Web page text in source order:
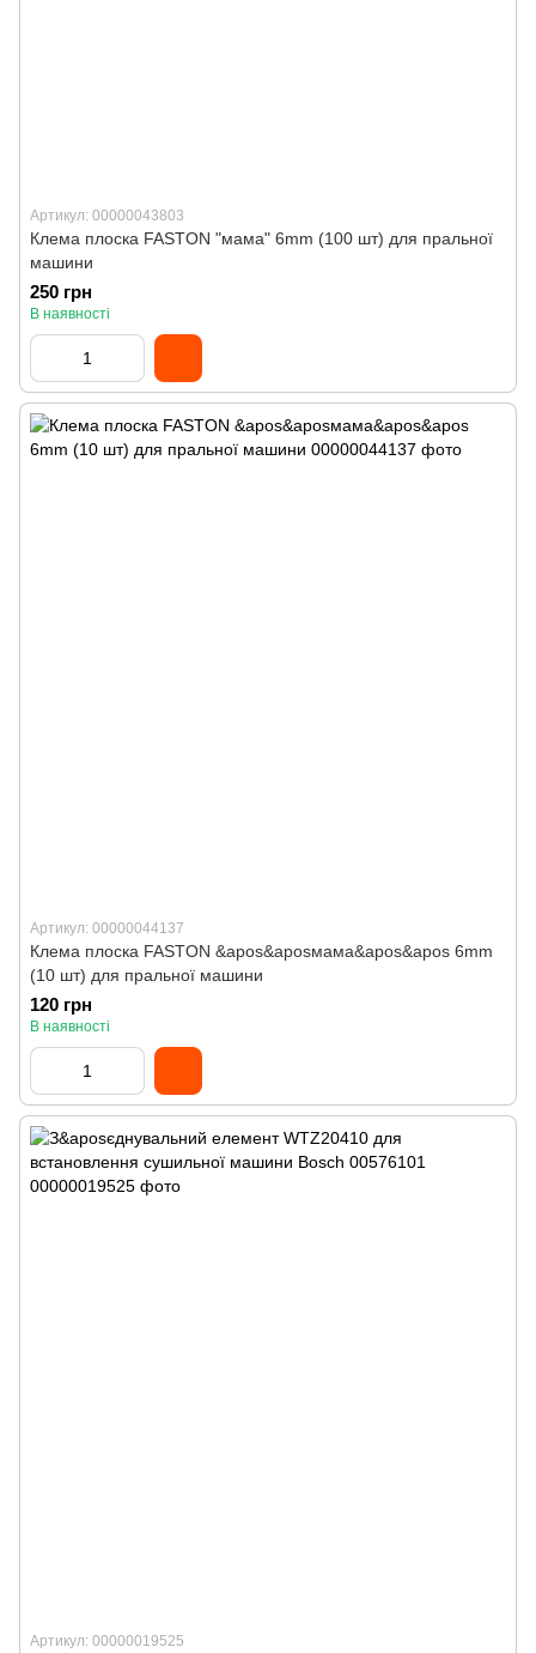
Артикул: 00000043803
Клема плоска FASTON "мама" 6mm (100 шт) для пральної
машини
250 грн
В наявності
Артикул: 00000044137
Клема плоска FASTON &apos&aposмама&apos&apos 6mm
(10 шт) для пральної машини
120 грн
В наявності
Артикул: 00000019525